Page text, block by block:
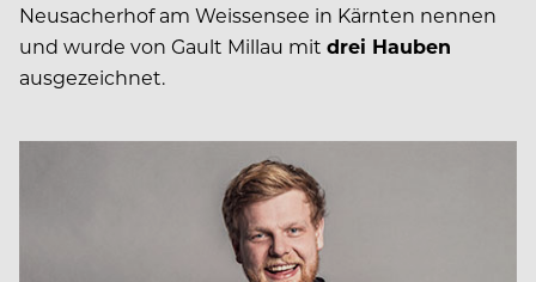
Neusacherhof am Weissensee in Kärnten nennen
und wurde von Gault Millau mit drei Hauben
ausgezeichnet.